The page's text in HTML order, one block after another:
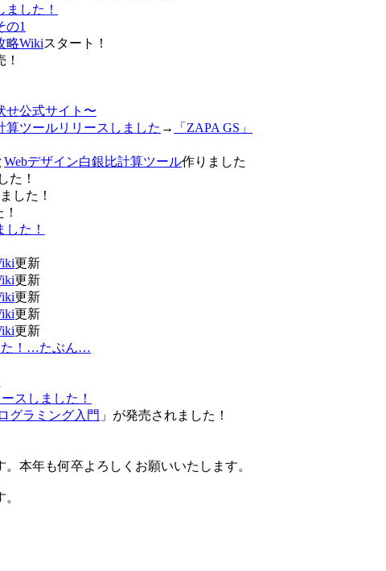
ました！
の1
略Wikiスタート！
！
せ公式サイト〜
算ツールリリースしました →
「ZAPA GS」
Webデザイン白銀比計算ツール作りました
た！
した！
た！
更新
更新
更新
更新
更新
た！…たぶん…
スしました！
グラミング入門 」が発売されました！
本年も何卒よろしくお願いいたします。